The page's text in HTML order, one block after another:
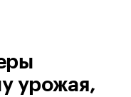
урожая,